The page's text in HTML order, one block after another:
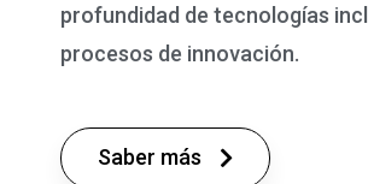
profundidad de tecnologías
procesos de innovación.
Saber más